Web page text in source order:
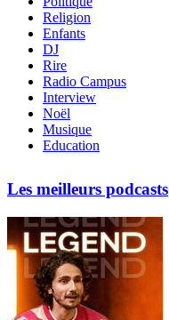
Religion
Enfants
DJ
Rire
Radio Campus
Interview
Noël
Musique
Education
Les meilleurs podcasts